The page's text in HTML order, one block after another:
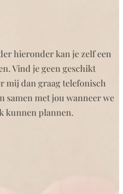
hieronder kan je zelf een
Vind je geen geschikt
mij dan graag telefonisch
samen met jou wanneer we
kunnen plannen.